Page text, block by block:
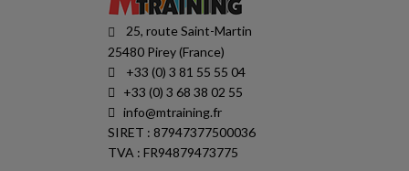
25, route Saint-Martin
25480 Pirey (France)
+33 (0) 3 81 55 55 04
+33 (0) 3 68 38 02 55
info@mtraining.fr
SIRET : 87947377500036
TVA : FR94879473775